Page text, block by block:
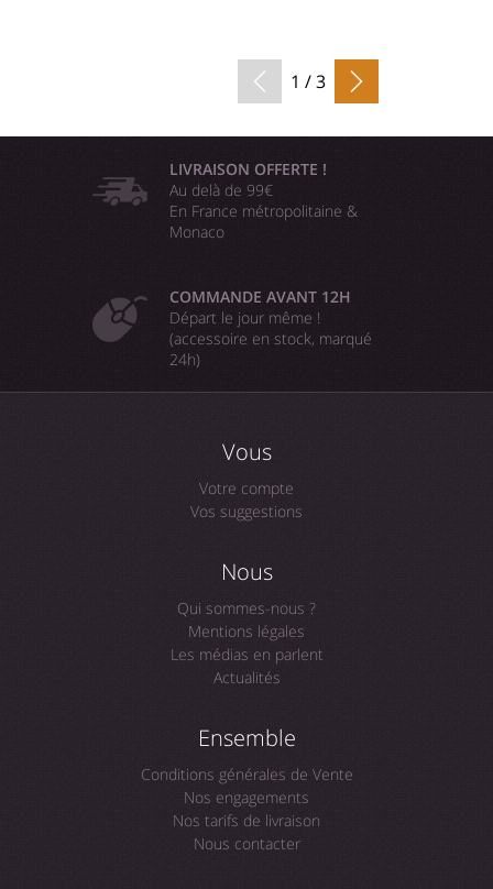
1 / 3
LIVRAISON OFFERTE !
Au delà de 99€
En France métropolitaine &
Monaco
COMMANDE AVANT 12H
Départ le jour même !
(accessoire en stock, marqué
24h)
Vous
Votre compte
Vos suggestions
Nous
Qui sommes-nous ?
Mentions légales
Les médias en parlent
Actualités
Ensemble
Conditions générales de Vente
Nos engagements
Nos tarifs de livraison
Nous contacter